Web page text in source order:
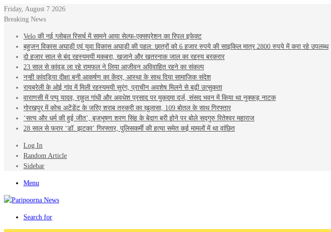
Friday, August 7 2026
Breaking News
Velo की नई ग्लोबल रिसर्च में सामने आया सेल्फ-एक्सप्रेशन का रिपल इफेक्ट
बहुजन विकास अघाड़ी एवं युवा विकास अघाड़ी की पहल: छात्रों को 6 हजार रुपये की साइकिल मात्र 2800 रुपये में करा रहे उपलब्ध
दो हजार साल से बंद रहस्यमयी मकबरा, खजाने और खतरनाक जाल का रहस्य बरकरार
23 साल से कांवड़ ला रहे रामफल ने लिया आजीवन अविवाहित रहने का संकल्प
नन्ही कांवड़िया दीक्षा बनी आकर्षण का केंद्र, आस्था के साथ दिया सामाजिक संदेश
रायबरेली के ओई गांव में मिली रहस्यमयी सुरंग, प्राचीन अवशेष मिलने से बढ़ी उत्सुकता
वाराणसी में पप्पू यादव, राहुल गांधी और अवधेश प्रसाद पर मुकदमा दर्ज, संसद भवन में किया था नुक्कड़ नाटक
गोरखपुर में कोच अटेंडेंट के जरिए शराब तस्करी का खुलासा, 109 बोतल के साथ गिरफ्तार
‘सत्य और धर्म की हुई जीत’, बृजभूषण शरण सिंह के बेदाग बरी होने पर बोले सद्गुरु रितेश्वर महाराज
28 साल से फरार ‘डॉ. झटका’ गिरफ्तार, पुलिसकर्मी की हत्या समेत कई मामलों में था वांछित
Log In
Random Article
Sidebar
Menu
Search for